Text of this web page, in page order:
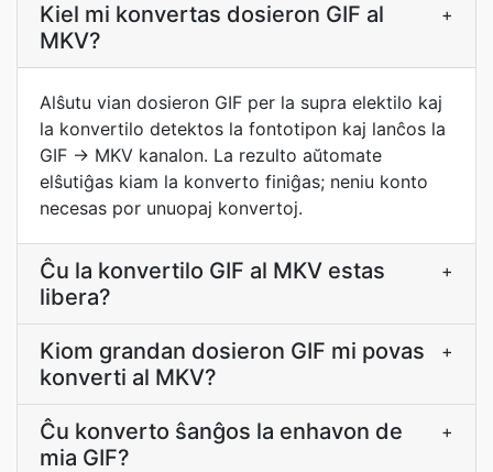
Kiel mi konvertas dosieron GIF al
MKV?
+
Alŝutu vian dosieron GIF per la supra elektilo kaj
la konvertilo detektos la fontotipon kaj lanĉos la
GIF → MKV kanalon. La rezulto aŭtomate
elŝutiĝas kiam la konverto finiĝas; neniu konto
necesas por unuopaj konvertoj.
Ĉu la konvertilo GIF al MKV estas
libera?
+
Kiom grandan dosieron GIF mi povas
konverti al MKV?
+
Ĉu konverto ŝanĝos la enhavon de
mia GIF?
+